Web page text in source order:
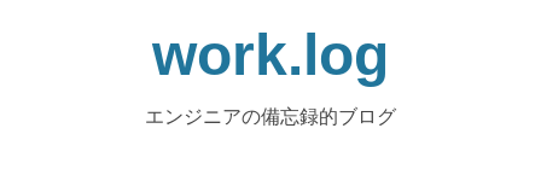
work.log
エンジニアの備忘録的ブログ